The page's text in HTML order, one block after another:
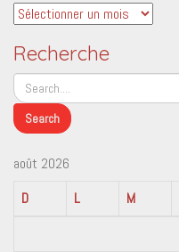
Archives
Recherche
août 2026
D
L M